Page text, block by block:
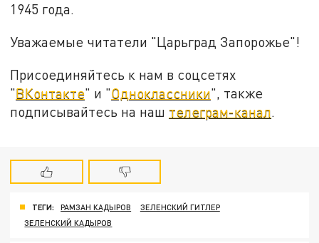
1945 года.
Уважаемые читатели "Царьград Запорожье"!
Присоединяйтесь к нам в соцсетях
"ВКонтакте" и "Одноклассники", также
подписывайтесь на наш телеграм-канал.
ТЕГИ: РАМЗАН КАДЫРОВ
ЗЕЛЕНСКИЙ ГИТЛЕР
ЗЕЛЕНСКИЙ КАДЫРОВ